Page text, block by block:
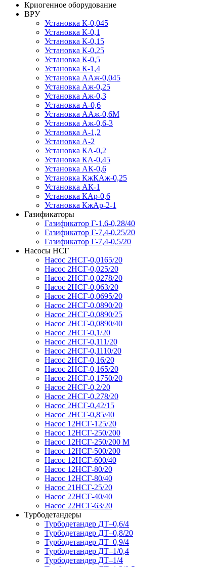
Криогенное оборудование
ВРУ
Установка К-0,045
Установка К-0,1
Установка К-0,15
Установка К-0,25
Установка К-0,5
Установка К-1,4
Установка ААж-0,045
Установка Аж-0,25
Установка Аж-0,3
Установка А-0,6
Установка ААж-0,6М
Установка Аж-0,6-3
Установка А-1,2
Установка А-2
Установка КА-0,2
Установка КА-0,45
Установка АК-0,6
Установка КжКАж-0,25
Установка АК-1
Установка КАр-0,6
Установка КжАр-2-1
Газификаторы
Газификатор Г-1,6-0,28/40
Газификатор Г-7,4-0,25/20
Газификатор Г-7,4-0,5/20
Насосы НСГ
Насос 2НСГ-0,0165/20
Насос 2НСГ-0,025/20
Насос 2НСГ-0,0278/20
Насос 2НСГ-0,063/20
Насос 2НСГ-0,0695/20
Насос 2НСГ-0,0890/20
Насос 2НСГ-0,0890/25
Насос 2НСГ-0,0890/40
Насос 2НСГ-0,1/20
Насос 2НСГ-0,111/20
Насос 2НСГ-0,1110/20
Насос 2НСГ-0,16/20
Насос 2НСГ-0,165/20
Насос 2НСГ-0,1750/20
Насос 2НСГ-0,2/20
Насос 2НСГ-0,278/20
Насос 2НСГ-0,42/15
Насос 2НСГ-0,85/40
Насос 12НСГ-125/20
Насос 12НСГ-250/200
Насос 12НСГ-250/200 М
Насос 12НСГ-500/200
Насос 12НСГ-600/40
Насос 12НСГ-80/20
Насос 12НСГ-80/40
Насос 21НСГ-25/20
Насос 22НСГ-40/40
Насос 22НСГ-63/20
Турбодетандеры
Турбодетандер ДТ–0,6/4
Турбодетандер ДТ–0,8/20
Турбодетандер ДТ–0,9/4
Турбодетандер ДТ–1/0,4
Турбодетандер ДТ–1/4